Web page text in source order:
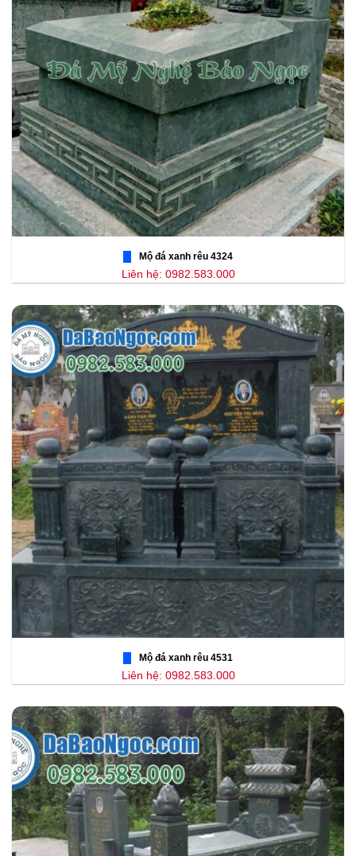
Mộ đá xanh rêu 4324
Liên hệ: 0982.583.000
Mộ đá xanh rêu 4531
Liên hệ: 0982.583.000